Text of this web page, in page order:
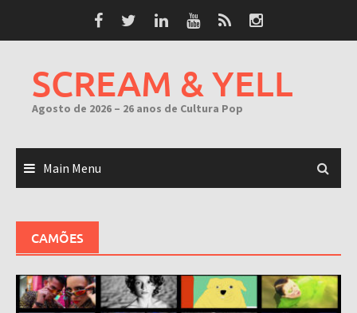
SCREAM & YELL
Agosto de 2026 – 26 anos de Cultura Pop
Main Menu
CAMÕES